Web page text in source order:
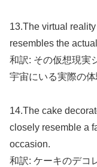
13.The virtual
resembles the
和訳: その仮想現実
宇宙にいる実際の
14.The cake
closely resemble a
occasion.
和訳: ケーキのデコ